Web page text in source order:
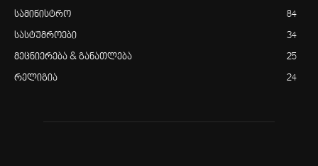
სამინისტრო 84
სასტუმროები 34
მეცნიერება & განათლება 25
რელიგია 24